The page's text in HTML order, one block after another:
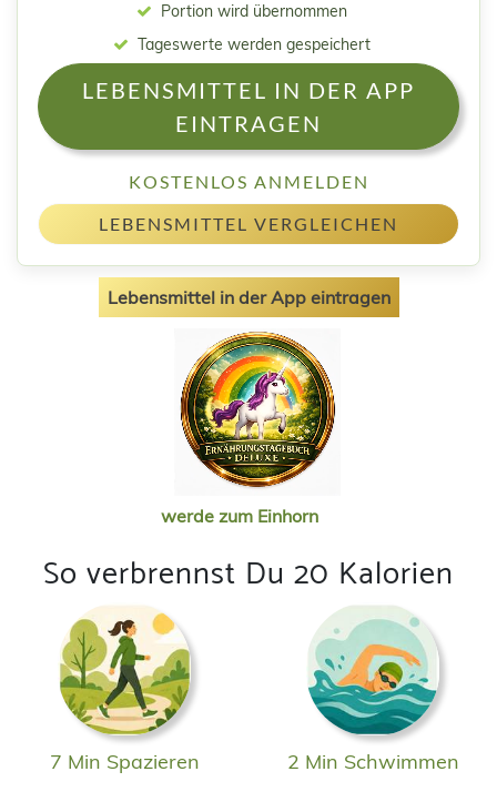
Portion wird übernommen
Tageswerte werden gespeichert
LEBENSMITTEL IN DER APP
EINTRAGEN
KOSTENLOS ANMELDEN
LEBENSMITTEL VERGLEICHEN
Lebensmittel in der App eintragen
werde zum Einhorn
So verbrennst Du 20 Kalorien
7 Min Spazieren 2 Min Schwimmen